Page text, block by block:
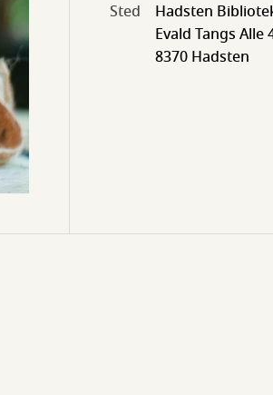
Sted
Hadsten
Evald Tangs Alle
8370 Hadsten